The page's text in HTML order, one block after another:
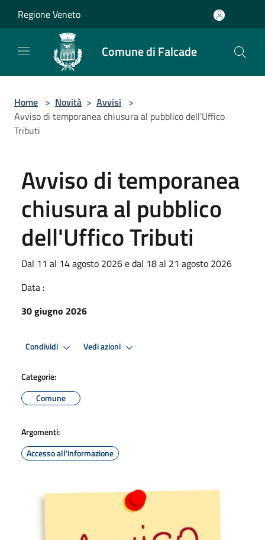
Regione Veneto
Comune di Falcade
Home > Novità > Avvisi >
Avviso di temporanea chiusura al pubblico dell'Uffico
Tributi
Avviso di temporanea
chiusura al pubblico
dell'Uffico Tributi
Dal 11 al 14 agosto 2026 e dal 18 al 21 agosto 2026
Data :
30 giugno 2026
Condividi Vedi azioni
Categorie:
Comune
Argomenti:
Accesso all'informazione